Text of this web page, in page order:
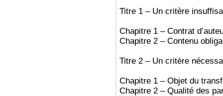
Titre 1 – Un critère
Chapitre 1 – Contrat
Chapitre 2 – Contenu
Titre 2 – Un critère
Chapitre 1 – Objet du
Chapitre 2 – Qualité des